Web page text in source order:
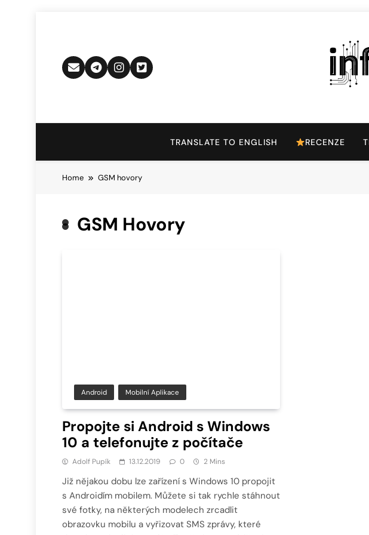
TRANSLATE TO ENGLISH RECENZE
Home GSM hovory
GSM Hovory
Android Mobilní Aplikace
Propojte si Android s Windows
10 a telefonujte z počítače
Adolf Pupík 13.12.2019 0 2 Mins
Již nějakou dobu lze zařízení s Windows 10 propojit
s Androidím mobilem. Můžete si tak rychle stáhnout
své fotky, na některých modelech zrcadlit
obrazovku mobilu a vyřizovat SMS zprávy, které